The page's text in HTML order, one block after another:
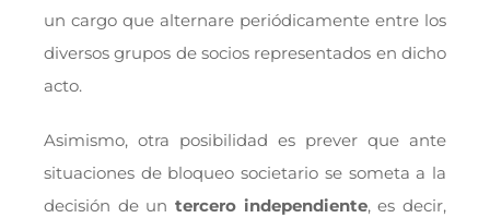
un cargo que alternare periódicamente entre los
diversos grupos de socios representados en dicho
acto.
Asimismo, otra posibilidad es prever que ante
situaciones de bloqueo societario se someta a la
decisión de un tercero independiente, es decir,